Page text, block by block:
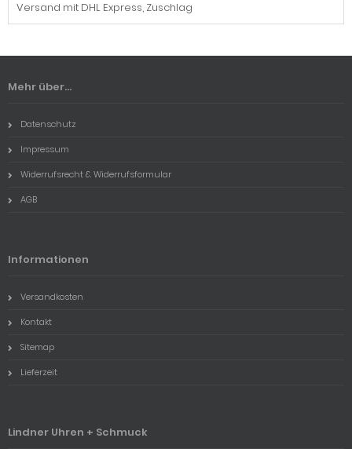
Versand mit DHL Express, Zuschlag
Mehr über...
Datenschutz
Impressum
Widerrufsrecht & Widerrufsformular
AGB
Informationen
Versandkosten
Kontakt
Sitemap
Lieferzeit
Lindner Uhren + Schmuck